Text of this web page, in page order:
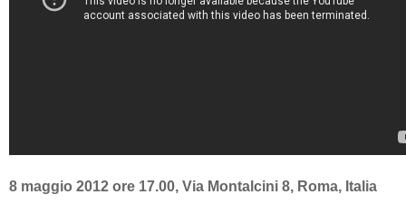
8 maggio 2012 ore 17.00, Via Montalcini 8, Roma, Italia